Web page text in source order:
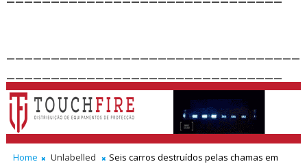
Home Unlabelled
Seis carros destruídos pelas chamas em